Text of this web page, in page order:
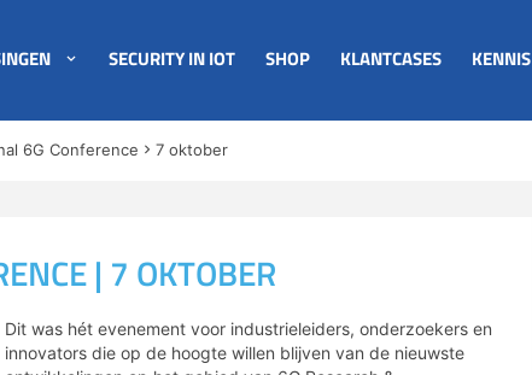
SECURITY IN IOT SHOP KLANTCASES KENNIS
6G Conference 7 oktober
| 7 OKTOBER
Dit was hét evenement voor industrieleiders, onderzoekers en
innovators die op de hoogte willen blijven van de nieuwste